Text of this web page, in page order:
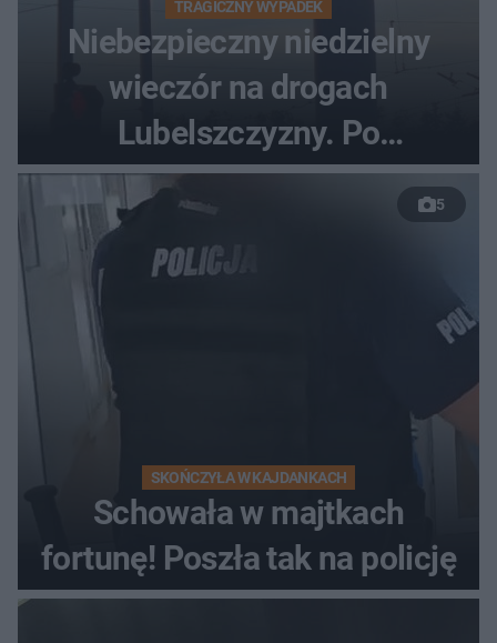
TRAGICZNY WYPADEK
Niebezpieczny niedzielny
wieczór na drogach
Lubelszczyzny. Po
nieudanym manewrze
wyprzedzania zginął
kierowca auta
5
SKOŃCZYŁA W KAJDANKACH
Schowała w majtkach
fortunę! Poszła tak na policję